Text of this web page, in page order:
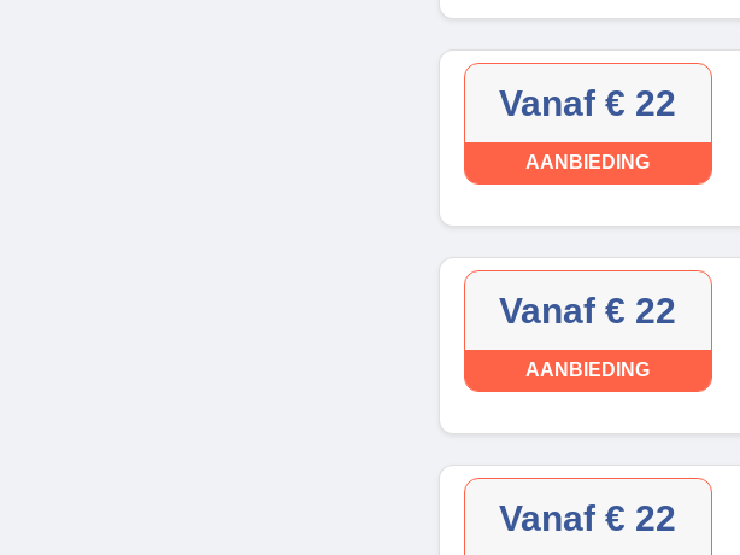
Vanaf € 22
AANBIEDING
Vanaf € 22
AANBIEDING
Vanaf € 22